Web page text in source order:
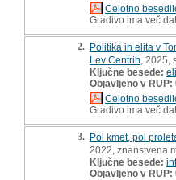
Celotno
Gradivo ima več
2. Politika in elita v
Lev Centrih ,
Ključne besede:
Objavljeno v RUP:
Celotno
Gradivo ima več
3. Pol kmet, pol
2022, znanstvena
Ključne besede:
Objavljeno v RUP: